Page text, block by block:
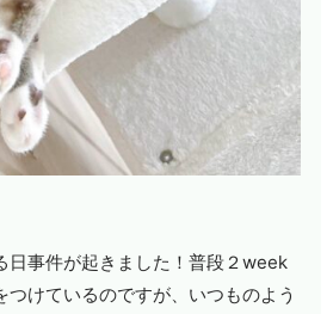
日事件が起きました！普段２week
つけているのですが、いつものよう